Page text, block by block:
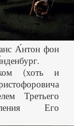
А́нтон фон
(хоть и
Третьего
Его